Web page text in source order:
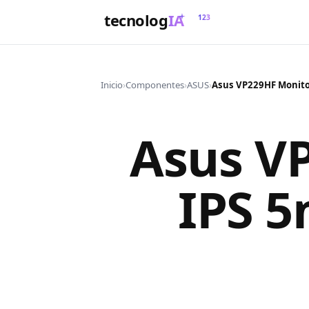
tecnologIA 123
Inicio›Componentes›ASUS›
Asus
IPS